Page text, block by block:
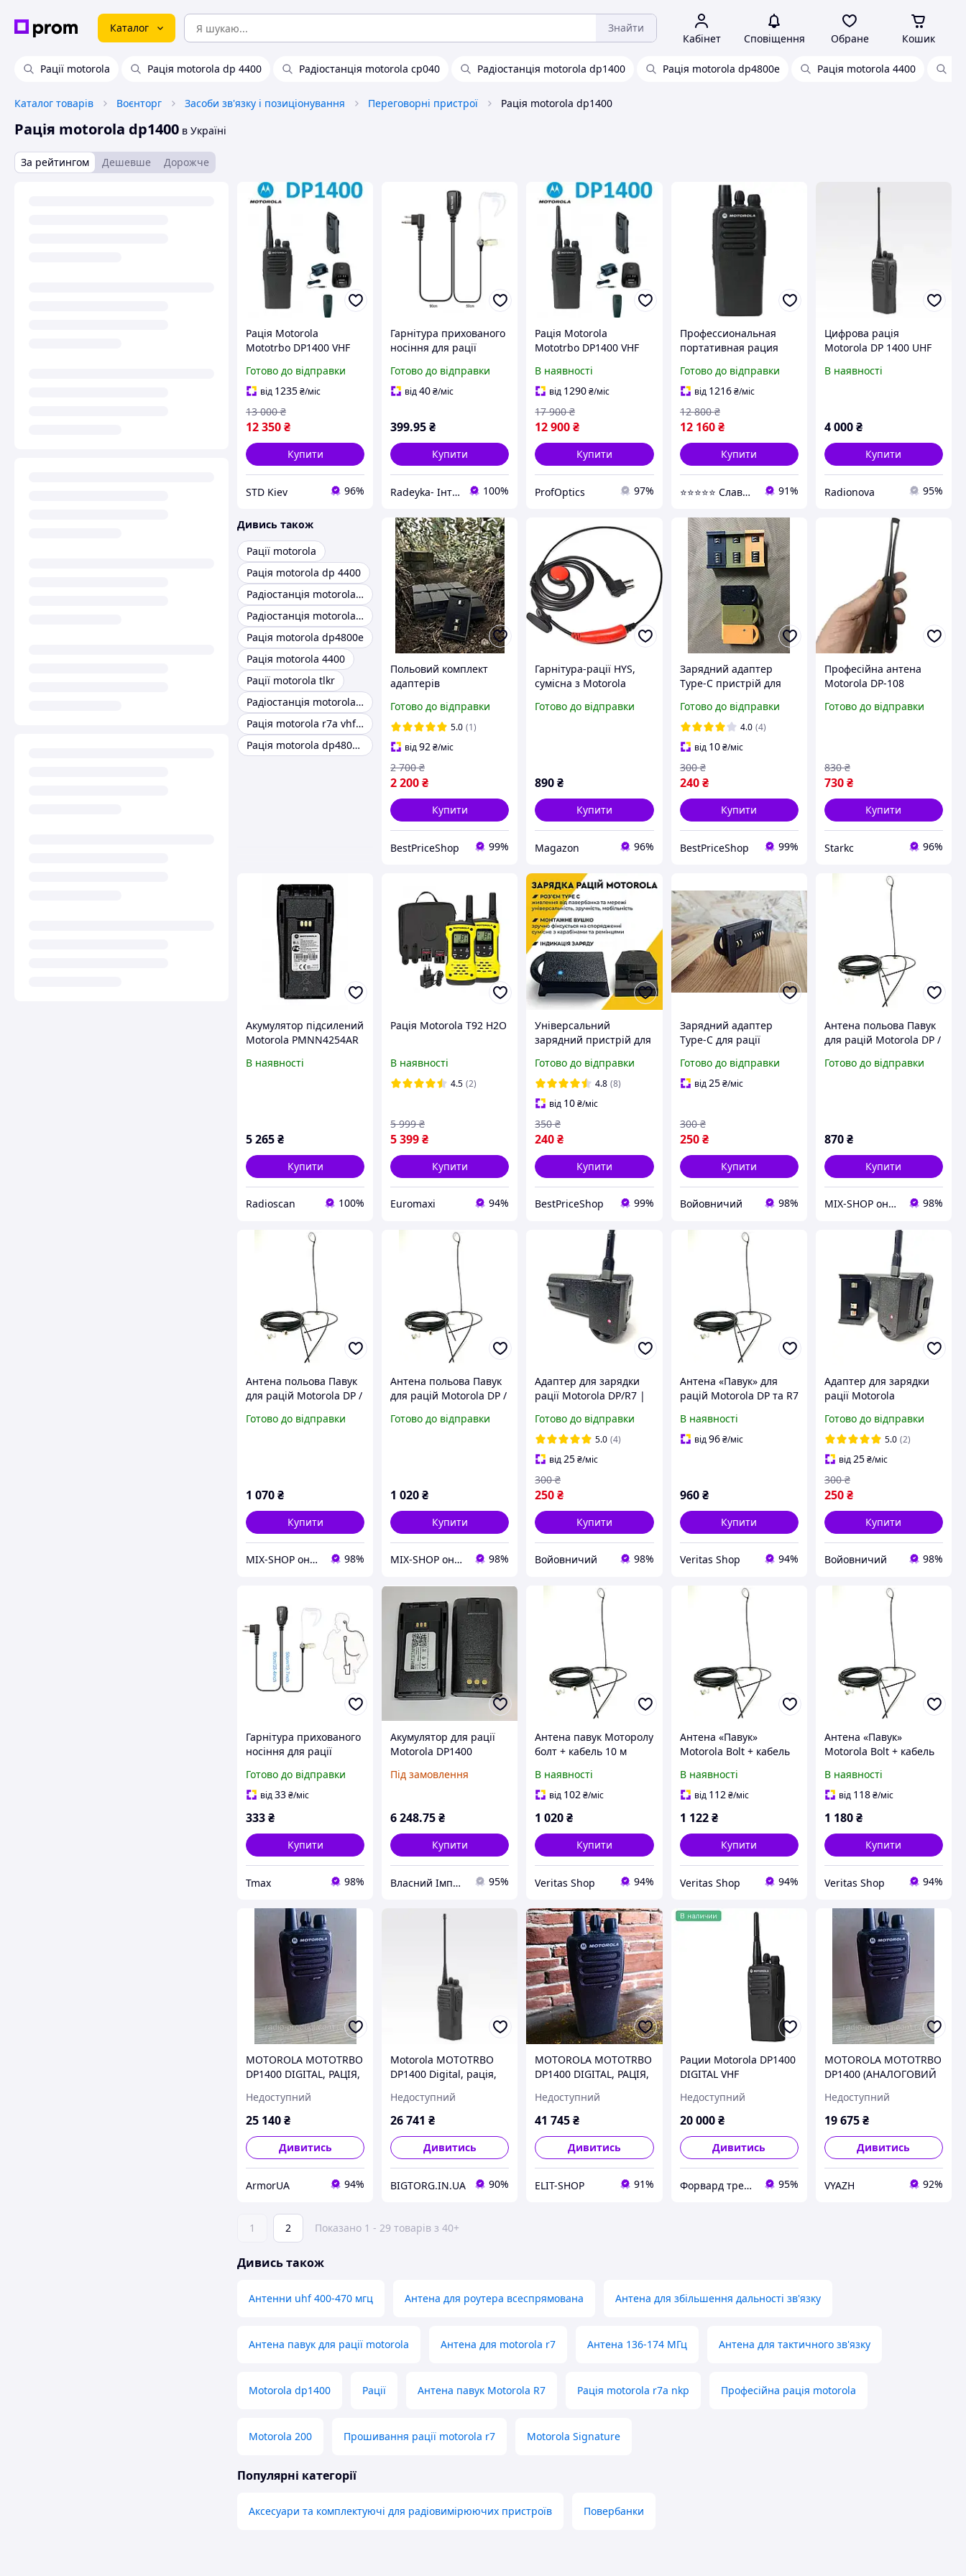
Каталог Знайти
Кабінет Сповіщення Обране Кошик
Рації motorola Рація motorola dp 4400 Радіостанція motorola cp040 Радіостанція motorola dp1400 Рація motorola dp4800e Рація motorola 4400
Каталог товарів Воєнторг Засоби зв'язку і позиціонування Переговорні пристрої Рація motorola dp1400
Рація motorola dp1400 в Україні
За рейтингом Дешевше Дорожче
Рація Motorola
Mototrbo DP1400 VHF
Готово до відправки
від 1235₴/міс
12 350₴
13 000 ₴
Купити
STD Kiev 96%
Гарнітура прихованого
носіння для рації
GP2000, HYT та ін. з
роз'ємом 2 Pin
Готово до відправки
від40₴/міс
399.95₴
Купити
Radeyka- Інтернет магазин рацій та аксесуарів 100%
Рація Motorola
Mototrbo DP1400 VHF
перед відправкою
В наявності
від 1290₴/міс
12 900₴
17 900 ₴
Купити
ProfOptics 97%
Профессиональная
портативная рация
DP1400
Готово до відправки
від 1216 ₴/міс
12 160 ₴
12 800 ₴
Купити
⭐️⭐️⭐️⭐️⭐️ Слава Героям! 91%
Цифрова рація
Motorola DP 1400 UHF
В наявності
4 000₴
Купити
Radionova 95%
Дивись також
Рації motorola
Рація motorola dp 4400
Радіостанція motorola cp040
Радіостанція motorola dp1400
Рація motorola dp4800e
Рація motorola 4400
Рації motorola tlkr
Радіостанція motorola dp4800e
Рація motorola r7a vhf nkp
Рація motorola dp4800e vhf aes-256
Польовий комплект
адаптерів
рацій Motorola (10 шт),
зарядка від павербанка
5В, Type-C кабельне
живлення
Готово до відправки
5.0 (1)
від92₴/міс
2 200₴
2 700 ₴
Купити
BestPriceShop 99%
Гарнітура-рації HYS,
сумісна з Motorola
GP68 GP88 GP300 XT420
Готово до відправки
890₴
Купити
Magazon 96%
Зарядний адаптер
Type-C пристрій для
Motorola 3 кольори,
перехідник для рацій
USB-адаптер
Готово до відправки
4.0 (4)
від 10 ₴/міс
240 ₴
300 ₴
Купити
BestPriceShop 99%
Професійна антена
Motorola DP-108
рацій DP1400, DP4400,
Готово до відправки
730₴
830 ₴
Купити
Starkс 96%
Акумулятор підсилений
Motorola PMNN4254AR
Motorola DP1400
В наявності
5 265₴
Купити
Radioscan 100%
Рація Motorola T92 H2O
В наявності
4.5 (2)
5 399₴
5 999 ₴
Купити
Euromaxi 94%
Універсальний
зарядний пристрій для
з індикатором рівня
заряду
Готово до відправки
4.8 (8)
від 10₴/міс
240₴
350 ₴
Купити
BestPriceShop 99%
Зарядний адаптер
Type-C для рації
для рацій моторола
швидка зарядка
Готово до відправки
від 25 ₴/міс
250 ₴
300 ₴
Купити
Войовничий 98%
Антена польова Павук
для рацій Motorola DP /
перехідником Motorola
Готово до відправки
870₴
Купити
MIX-SHOP онлайн магазин 98%
Антена польова Павук
для рацій Motorola DP /
перехідником Motorola
Готово до відправки
1 070₴
Купити
MIX-SHOP онлайн магазин 98%
Антена польова Павук
для рацій Motorola DP /
перехідником Motorola
Готово до відправки
1 020₴
Купити
MIX-SHOP онлайн магазин 98%
Адаптер для зарядки
рації Motorola DP/R7 |
зарядки 5V 8.4V
Готово до відправки
5.0 (4)
від25₴/міс
250₴
300 ₴
Купити
Войовничий 98%
Антена «Павук» для
рацій Motorola DP та R7
В наявності
від96 ₴/міс
960 ₴
Купити
Veritas Shop 94%
Адаптер для зарядки
рації Motorola
заряджання рацій
швидка зарядка
Готово до відправки
5.0 (2)
від25₴/міс
250₴
300 ₴
Купити
Войовничий 98%
Гарнітура прихованого
носіння для рації
Pin
Готово до відправки
від33₴/міс
333₴
Купити
Tmax 98%
Акумулятор для рації
Motorola DP1400
батарея для
AG 1488
Під замовлення
6 248.75₴
Купити
Власний Імпорт 95%
Антена павук Моторолу
болт + кабель 10 м
В наявності
від 102₴/міс
1 020₴
Купити
Veritas Shop 94%
Антена «Павук»
Motorola Bolt + кабель
В наявності
від 112 ₴/міс
1 122 ₴
Купити
Veritas Shop 94%
Антена «Павук»
Motorola Bolt + кабель
В наявності
від 118₴/міс
1 180₴
Купити
Veritas Shop 94%
MOTOROLA MOTOTRBO
DP1400 DIGITAL, РАЦІЯ,
armor.prom.ua
Недоступний
25 140₴
Дивитись
ArmorUA 94%
Motorola MOTOTRBO
DP1400 Digital, рація,
Недоступний
26 741 ₴
Дивитись
BIGTORG.IN.UA 90%
MOTOROLA MOTOTRBO
DP1400 DIGITAL, РАЦІЯ,
shop
Недоступний
41 745₴
Дивитись
ELIT-SHOP 91%
Рации Motorola DP1400
DIGITAL VHF
Недоступний
20 000 ₴
Дивитись
Форвард трейдінг груп ТОВ 95%
MOTOROLA MOTOTRBO
DP1400 (АНАЛОГОВИЙ
РАДІОСТАНЦІЯ UHF
armor.prom.ua
Недоступний
19 675₴
Дивитись
VYAZH 92%
1 2 Показано 1 - 29 товарів з 40+
Дивись також
Антенни uhf 400-470 мгц Антена для роутера всеспрямована Антена для збільшення дальності зв'язку
Антена павук для рації motorola Антена для motorola r7 Антена 136-174 МГц Антена для тактичного зв'язку
Motorola dp1400 Рації Антена павук Motorola R7 Рація motorola r7a nkp Професійна рація motorola
Motorola 200 Прошивання рації motorola r7 Motorola Signature
Популярні категорії
Аксесуари та комплектуючі для радіовимірюючих пристроїв Повербанки